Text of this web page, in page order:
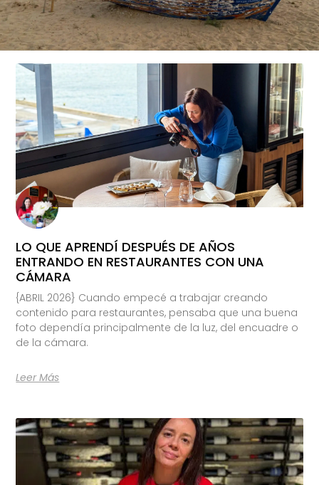
LO QUE APRENDÍ DESPUÉS DE AÑOS
ENTRANDO EN RESTAURANTES CON UNA
CÁMARA
{ABRIL 2026} Cuando empecé a trabajar creando
contenido para restaurantes, pensaba que una buena
foto dependía principalmente de la luz, del encuadre o
de la cámara.
Leer Más